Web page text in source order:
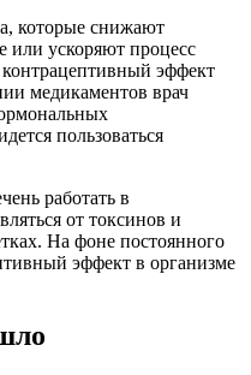
которые снижают
или ускоряют процесс
эффект
медикаментов врач
пользоваться
работать в
от токсинов и
На фоне постоянного
эффект в организме